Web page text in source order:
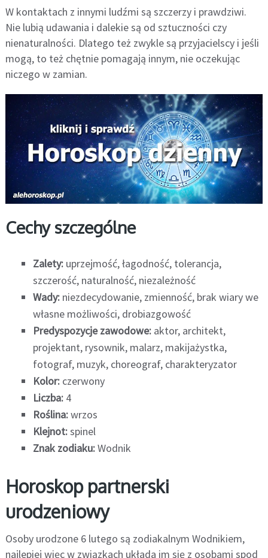
W kontaktach z innymi ludźmi są szczerzy i prawdziwi.
Nie lubią udawania i dalekie są od sztuczności czy
nienaturalności. Dlatego też zwykle są przyjacielscy i jeśli
mogą, to też chętnie pomagają innym, nie oczekując
niczego w zamian.
Cechy szczególne
Zalety: uprzejmość, łagodność, tolerancja,
szczerość, naturalność, niezależność
Wady: niezdecydowanie, zmienność, brak wiary we
własne możliwości, drobiazgowość
Predyspozycje zawodowe: aktor, architekt,
projektant, rysownik, malarz, makijażystka,
fotograf, muzyk, choreograf, charakteryzator
Kolor: czerwony
Liczba: 4
Roślina:wrzos
Klejnot:spinel
Znak zodiaku:Wodnik
Horoskop partnerski
urodzeniowy
Osoby urodzone 6 lutego są zodiakalnym Wodnikiem,
najlepiej więc w związkach układa im się z osobami spod